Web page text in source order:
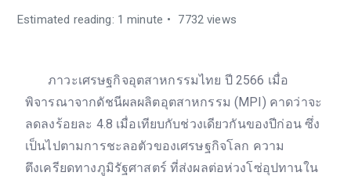
Estimated reading: 1 minute 7732 views
ภาวะเศรษฐกิจอุตสาหกรรมไทย ปี 2566 เมื่อ
พิจารณาจากดัชนีผลผลิตอุตสาหกรรม (MPI) คาดว่าจะ
ลดลงร้อยละ 4.8 เมื่อเทียบกับช่วงเดียวกันของปีก่อน ซึ่ง
เป็นไปตามการชะลอตัวของเศรษฐกิจโลก ความ
ตึงเครียดทางภูมิรัฐศาสตร์ ที่ส่งผลต่อห่วงโซ่อุปทานใน